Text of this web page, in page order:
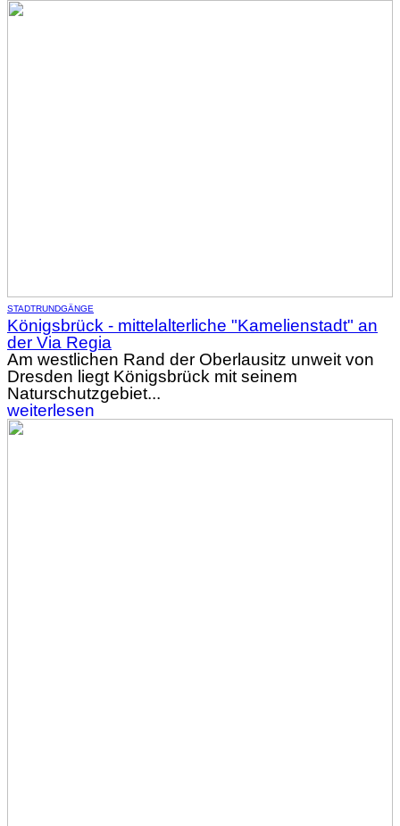
STADTRUNDGÄNGE
Königsbrück - mittelalterliche "Kamelienstadt" an
der Via Regia
Am westlichen Rand der Oberlausitz unweit von
Dresden liegt Königsbrück mit seinem
Naturschutzgebiet...
weiterlesen